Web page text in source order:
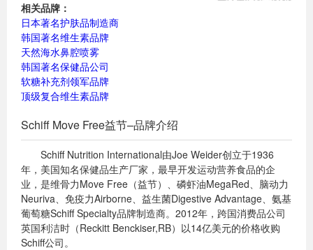
相关品牌：
日本著名护肤品制造商
韩国著名维生素品牌
天然海水鼻腔喷雾
韩国著名保健品公司
软糖补充剂领军品牌
顶级复合维生素品牌
Schiff Move Free益节–品牌介绍
Schiff Nutrition International由Joe Weider创立于1936
年，美国知名保健品生产厂家，最早开发运动营养食品的企
业，是维骨力Move Free（益节）、磷虾油MegaRed、脑动力
Neuriva、免疫力Airborne、益生菌Digestive Advantage、氨基
葡萄糖Schiff Specialty品牌制造商。2012年，跨国消费品公司
英国利洁时（Reckitt Benckiser,RB）以14亿美元的价格收购
Schiff公司。